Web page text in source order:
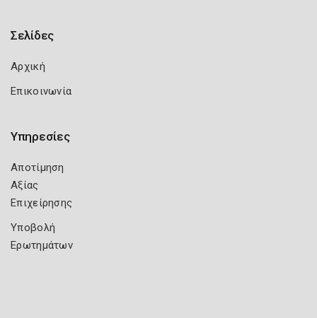
Σελίδες
Αρχική
Επικοινωνία
Υπηρεσίες
Αποτίμηση
Αξίας
Επιχείρησης
Υποβολή
Ερωτημάτων